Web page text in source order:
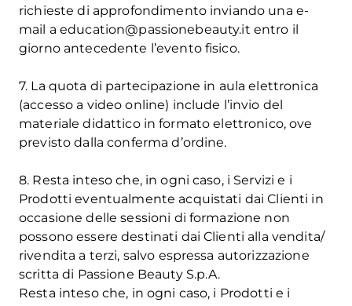
richieste di approfondimento inviando una e-
mail a education@passionebeauty.it entro il
giorno antecedente l’evento fisico.
7. La quota di partecipazione in aula elettronica
(accesso a video online) include l’invio del
materiale didattico in formato elettronico, ove
previsto dalla conferma d’ordine.
8. Resta inteso che, in ogni caso, i Servizi e i
Prodotti eventualmente acquistati dai Clienti in
occasione delle sessioni di formazione non
possono essere destinati dai Clienti alla vendita/
rivendita a terzi, salvo espressa autorizzazione
scritta di Passione Beauty S.p.A.
Resta inteso che, in ogni caso, i Prodotti e i